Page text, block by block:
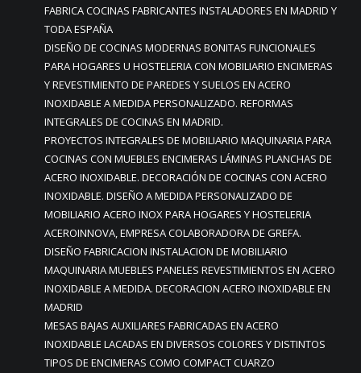
FABRICA COCINAS FABRICANTES INSTALADORES EN MADRID Y
TODA ESPAÑA
DISEÑO DE COCINAS MODERNAS BONITAS FUNCIONALES
PARA HOGARES U HOSTELERIA CON MOBILIARIO ENCIMERAS
Y REVESTIMIENTO DE PAREDES Y SUELOS EN ACERO
INOXIDABLE A MEDIDA PERSONALIZADO. REFORMAS
INTEGRALES DE COCINAS EN MADRID.
PROYECTOS INTEGRALES DE MOBILIARIO MAQUINARIA PARA
COCINAS CON MUEBLES ENCIMERAS LÁMINAS PLANCHAS DE
ACERO INOXIDABLE. DECORACIÓN DE COCINAS CON ACERO
INOXIDABLE. DISEÑO A MEDIDA PERSONALIZADO DE
MOBILIARIO ACERO INOX PARA HOGARES Y HOSTELERIA
ACEROINNOVA, EMPRESA COLABORADORA DE GREFA.
DISEÑO FABRICACION INSTALACION DE MOBILIARIO
MAQUINARIA MUEBLES PANELES REVESTIMIENTOS EN ACERO
INOXIDABLE A MEDIDA. DECORACION ACERO INOXIDABLE EN
MADRID
MESAS BAJAS AUXILIARES FABRICADAS EN ACERO
INOXIDABLE LACADAS EN DIVERSOS COLORES Y DISTINTOS
TIPOS DE ENCIMERAS COMO COMPACT CUARZO